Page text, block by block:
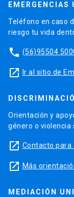
EMERGENCIAS
Teléfono en caso
riesgo tu vida
phone (56)95504
launch Ir al sitio de
Orientación y
género o violencia
launch Contacto para
launch Más
MEDIACIÓN